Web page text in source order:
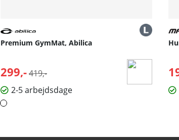
Premium GymMat, Abilica
299,- Normalpris:
419,-
2-5 arbejdsdage